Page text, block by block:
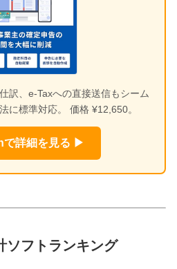
訳、e-Taxへの直接送信もシーム
に標準対応。 価格 ¥12,650。
で詳細を見る ▶
ソフトランキング